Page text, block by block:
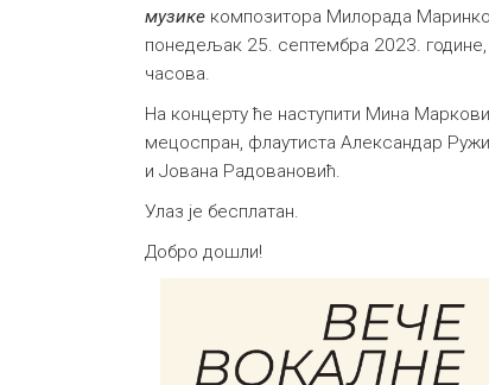
музике композитора Милорада
понедељак 25. септембра 2023.
часова.
На концерту ће наступити Мина
мецоспран, флаутиста Александар
и Јована Радовановић.
Улаз је бесплатан.
Добро дошли!